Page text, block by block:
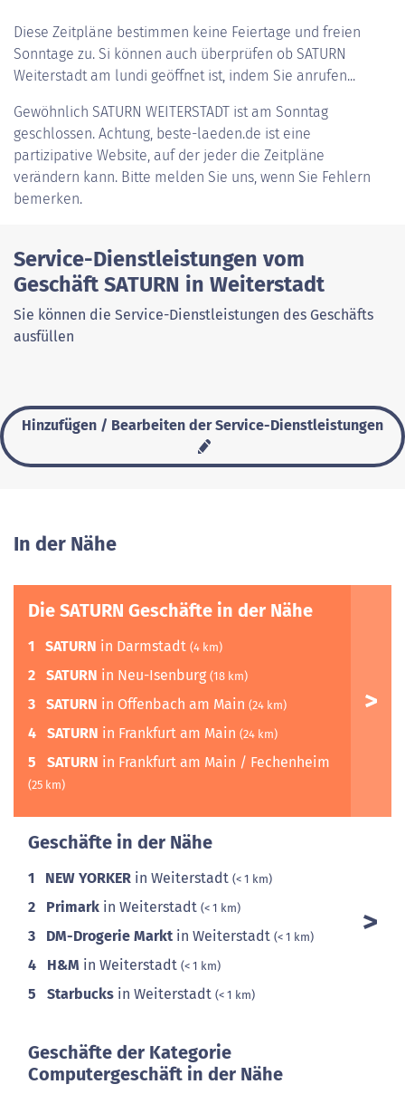
Diese Zeitpläne bestimmen keine Feiertage und freien
Sonntage zu. Si können auch überprüfen ob SATURN
Weiterstadt am lundi geöffnet ist, indem Sie anrufen...
Gewöhnlich SATURN WEITERSTADT ist am Sonntag
geschlossen. Achtung, beste-laeden.de ist eine
partizipative Website, auf der jeder die Zeitpläne
verändern kann. Bitte melden Sie uns, wenn Sie Fehlern
bemerken.
Service-Dienstleistungen vom
Geschäft SATURN in Weiterstadt
Sie können die Service-Dienstleistungen des Geschäfts
ausfüllen
Hinzufügen / Bearbeiten der Service-Dienstleistungen
In der Nähe
Die SATURN Geschäfte in der Nähe
1 SATURN in Darmstadt (4 km)
2 SATURN in Neu-Isenburg (18 km)
3 SATURN in Offenbach am Main (24 km)
4 SATURN in Frankfurt am Main (24 km)
5 SATURN in Frankfurt am Main / Fechenheim
(25 km)
Geschäfte in der Nähe
1 NEW YORKER in Weiterstadt (< 1 km)
2 Primark in Weiterstadt (< 1 km)
3 DM-Drogerie Markt in Weiterstadt (< 1 km)
4 H&M in Weiterstadt (< 1 km)
5 Starbucks in Weiterstadt (< 1 km)
Geschäfte der Kategorie
Computergeschäft in der Nähe